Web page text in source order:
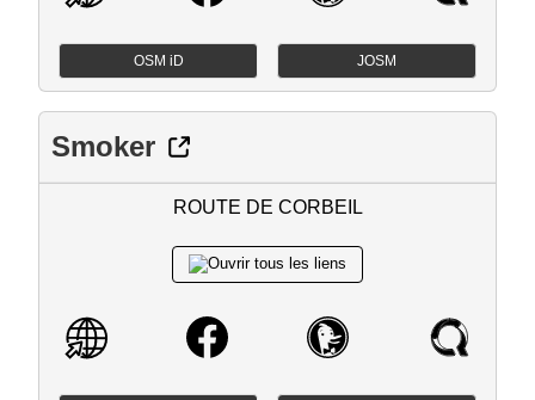
OSM iD JOSM
Smoker
ROUTE DE CORBEIL